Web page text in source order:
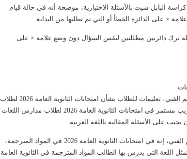
البابل شيت بالأسئلة الاختيارية، موضحة أنه في حالة قيام
× على الدائرة الخطأ أو التي تم تظليها من البداية.
ترك دائرتين مظللتين لنفس السؤال دون وضع علامة × على
ووجهت وزارة التربية والتعليم والتعليم الفني، تعليمات للطلاب بشأن امتحانات الثانوية العامة 2026 لطلاب
مدارس اللغات، مؤكدة على أن التعريب مستمر في امتحانات الثانوية العامة 2026 لطلاب مدارس اللغات
على الأسئلة المقالية باللغة العربية.
وقالت وزارة التربية والتعليم والتعليم الفني، إنه في امتحانات الثانوية العامة 2026 في المواد المترجمة،
اللغة التي يدرس بها الطالب المواد المترجمة في الثانوية العامة